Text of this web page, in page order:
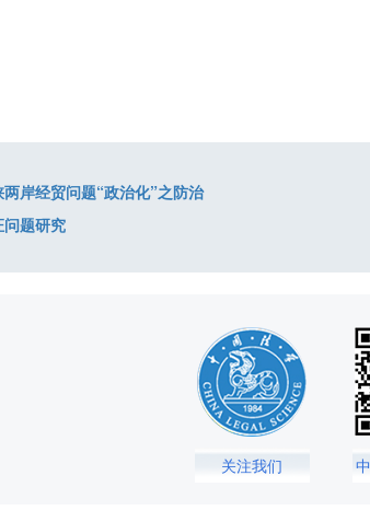
岸经贸问题“政治化”之防治
题研究
关注我们